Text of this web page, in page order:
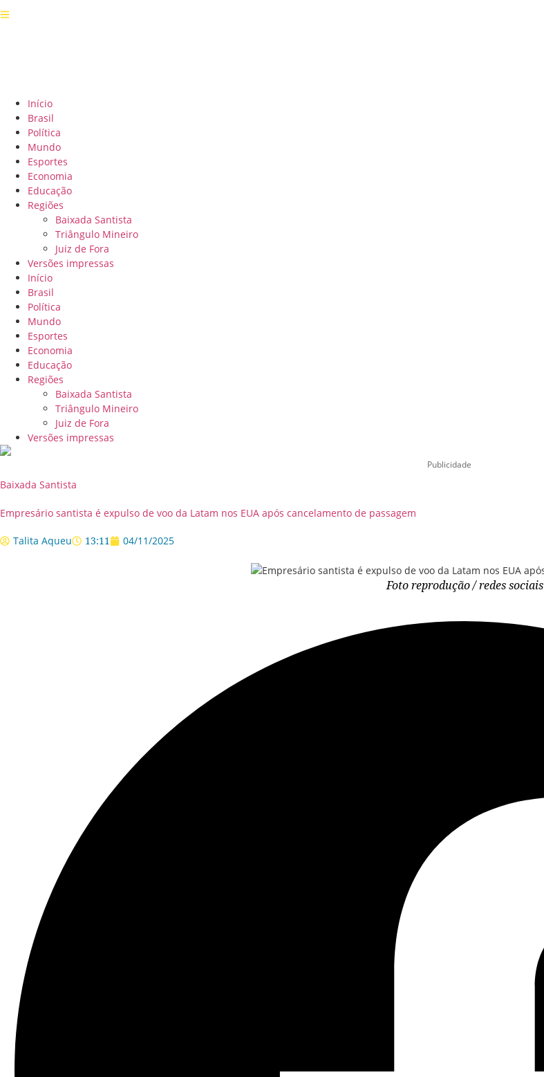
para
Início
Brasil
Política
Mundo
Esportes
Economia
Educação
Regiões
Baixada Santista
Triângulo Mineiro
Juiz de Fora
Versões impressas
Início
Brasil
Política
Mundo
Esportes
Economia
Educação
Regiões
Baixada Santista
Triângulo Mineiro
Juiz de Fora
Versões impressas
Publicidade
Baixada Santista
Empresário santista é expulso de voo da Latam nos EUA após cancelamento de passagem
Talita Aqueu 13:11 04/11/2025
Foto reprodução / redes sociais